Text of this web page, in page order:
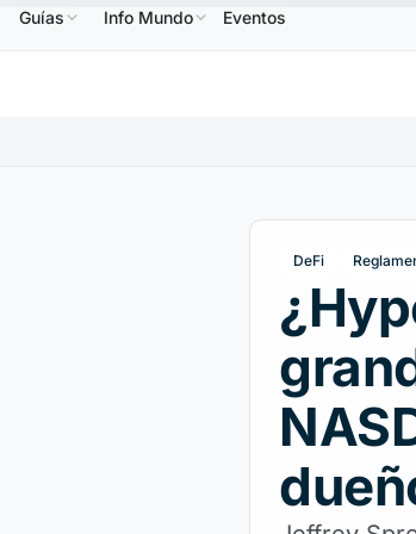
↑2.10% USDC USDC0,9995 US$ ↑0.00% XRP
Guías Info Mundo Eventos
DeFi